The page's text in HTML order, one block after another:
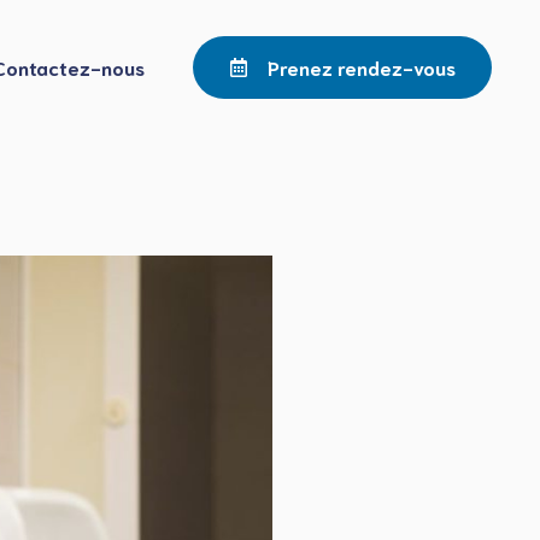
nous Prenez rendez-vous